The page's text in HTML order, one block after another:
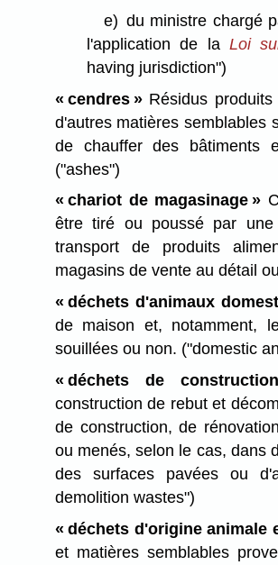
e) du ministre chargé
l'application de laLoi
having jurisdiction")
« cendres »Résidus produits
d'autres matières semblables
de chauffer des bâtiments
("ashes")
« chariot de magasinage »
être tiré ou poussé par une
transport de produits
magasins de vente au détail
« déchets d'animaux
de maison et, notamment,
souillées ou non. ("domestic
« déchets de
construction de rebut et
de construction, de
ou menés, selon le cas, dans
des surfaces pavées ou
demolition wastes")
« déchets d'origine animale
et matières semblables